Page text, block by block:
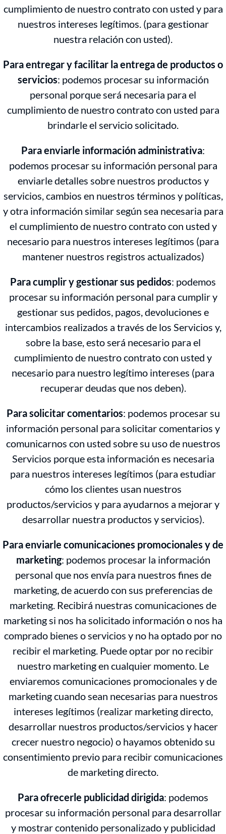
cumplimiento de nuestro contrato con usted y para
nuestros intereses legítimos. (para gestionar
nuestra relación con usted).
Para entregar y facilitar la entrega de productos o
servicios: podemos procesar su información
personal porque será necesaria para el
cumplimiento de nuestro contrato con usted para
brindarle el servicio solicitado.
Para enviarle información administrativa:
podemos procesar su información personal para
enviarle detalles sobre nuestros productos y
servicios, cambios en nuestros términos y políticas,
y otra información similar según sea necesaria para
el cumplimiento de nuestro contrato con usted y
necesario para nuestros intereses legítimos (para
mantener nuestros registros actualizados)
Para cumplir y gestionar sus pedidos: podemos
procesar su información personal para cumplir y
gestionar sus pedidos, pagos, devoluciones e
intercambios realizados a través de los Servicios y,
sobre la base, esto será necesario para el
cumplimiento de nuestro contrato con usted y
necesario para nuestro legítimo intereses (para
recuperar deudas que nos deben).
Para solicitar comentarios: podemos procesar su
información personal para solicitar comentarios y
comunicarnos con usted sobre su uso de nuestros
Servicios porque esta información es necesaria
para nuestros intereses legítimos (para estudiar
cómo los clientes usan nuestros
productos/servicios y para ayudarnos a mejorar y
desarrollar nuestra productos y servicios).
Para enviarle comunicaciones promocionales y de
marketing: podemos procesar la información
personal que nos envía para nuestros fines de
marketing, de acuerdo con sus preferencias de
marketing. Recibirá nuestras comunicaciones de
marketing si nos ha solicitado información o nos ha
comprado bienes o servicios y no ha optado por no
recibir el marketing. Puede optar por no recibir
nuestro marketing en cualquier momento. Le
enviaremos comunicaciones promocionales y de
marketing cuando sean necesarias para nuestros
intereses legítimos (realizar marketing directo,
desarrollar nuestros productos/servicios y hacer
crecer nuestro negocio) o hayamos obtenido su
consentimiento previo para recibir comunicaciones
de marketing directo.
Para ofrecerle publicidad dirigida: podemos
procesar su información personal para desarrollar
y mostrar contenido personalizado y publicidad